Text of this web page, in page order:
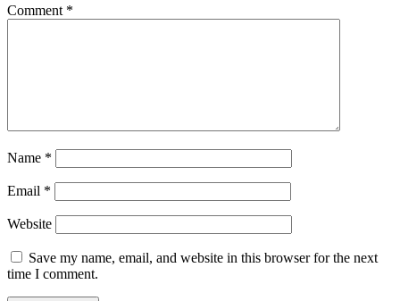
Comment *
Name *
Email *
Website
Save my name, email, and website in this browser for the next
time I comment.